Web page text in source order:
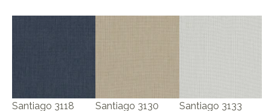
Santiago 3118
Santiago 3130
Santiago 3133